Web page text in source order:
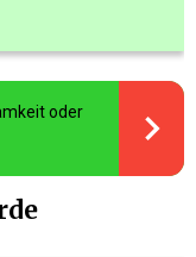
oder